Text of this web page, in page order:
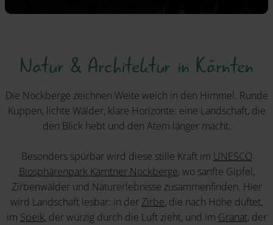
Natur & Architektur in Kärnten
Die Nockberge zeichnen Weite weich in den Himmel. Runde
Kuppen, lichte Wälder, klare Horizonte: eine Landschaft, die
den Blick hebt und den Atem länger macht.
Besonders spürbar wird diese stille Kraft im UNESCO
Biosphärenpark Kärntner Nockberge, wo sanfte Gipfel,
Zirbenwälder und Naturerlebnisse zusammenfinden. Hier
wird Landschaft lesbar: in der Zirbe, die nach Höhe duftet,
im Speik, der würzig durch die Luft zieht, und im Granat, der